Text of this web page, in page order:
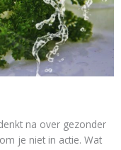
na over gezonder
je niet in actie. Wat